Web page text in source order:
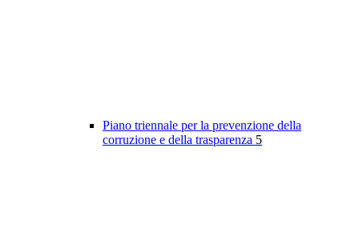
Piano triennale per la prevenzione della
corruzione e della trasparenza 5